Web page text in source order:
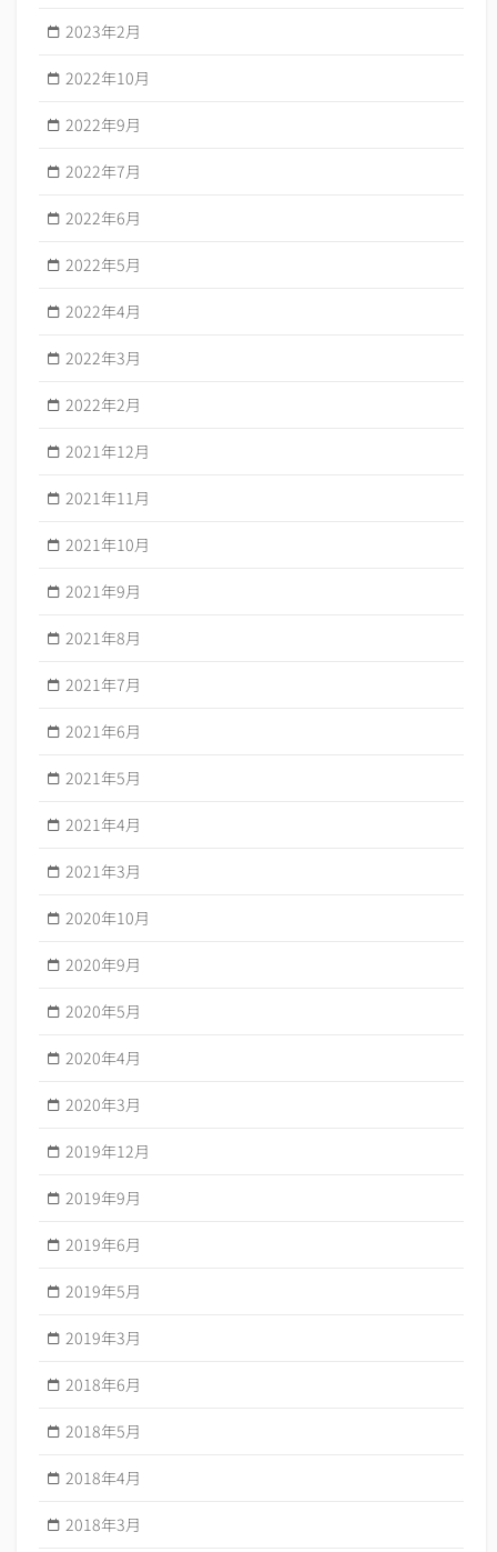
2023年2月
2022年10月
2022年9月
2022年7月
2022年6月
2022年5月
2022年4月
2022年3月
2022年2月
2021年12月
2021年11月
2021年10月
2021年9月
2021年8月
2021年7月
2021年6月
2021年5月
2021年4月
2021年3月
2020年10月
2020年9月
2020年5月
2020年4月
2020年3月
2019年12月
2019年9月
2019年6月
2019年5月
2019年3月
2018年6月
2018年5月
2018年4月
2018年3月